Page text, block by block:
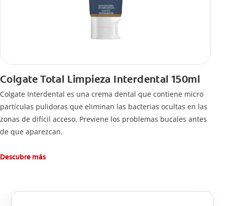
Colgate Total Limpieza Interdental 150ml
Colgate Interdental es una crema dental que contiene micro
partículas pulidoras que eliminan las bacterias ocultas en las
zonas de difícil acceso. Previene los problemas bucales antes
de que aparezcan.
Descubre más